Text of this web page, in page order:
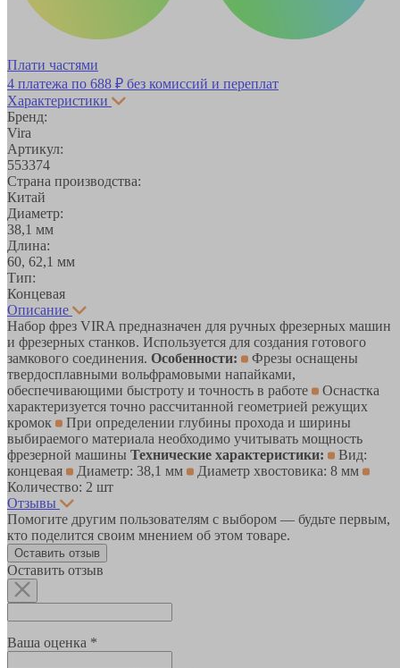
Плати частями
4 платежа по 688 ₽ без комиссий и переплат
Характеристики
Бренд:
Vira
Артикул:
553374
Страна производства:
Китай
Диаметр:
38,1 мм
Длина:
60, 62,1 мм
Тип:
Концевая
Описание
Набор фрез VIRA предназначен для ручных фрезерных машин
и фрезерных станков. Используется для создания готового
замкового соединения. Особенности:
Фрезы оснащены
твердосплавными вольфрамовыми напайками,
обеспечивающими быстроту и точность в работе
Оснастка
характеризуется точно рассчитанной геометрией режущих
кромок
При определении глубины прохода и ширины
выбираемого материала необходимо учитывать мощность
фрезерной машины Технические характеристики:
Вид:
концевая
Диаметр: 38,1 мм
Диаметр хвостовика: 8 мм
Количество: 2 шт
Отзывы
Помогите другим пользователям с выбором — будьте первым,
кто поделится своим мнением об этом товаре.
Оставить отзыв
Оставить отзыв
Ваша оценка *